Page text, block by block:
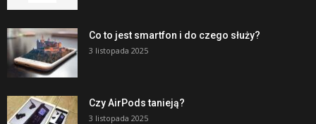
Co to jest smartfon i do czego służy?
3 listopada 2025
Czy AirPods tanieją?
3 listopada 2025